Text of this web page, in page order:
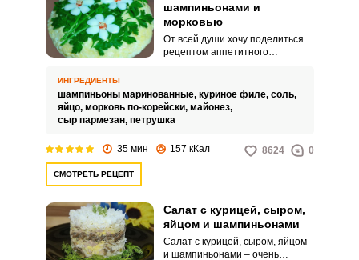
шампиньонами и
морковью
От всей души хочу поделиться
рецептом аппетитного
морковью. Сочный салат я часто
готовлю на семейные застолья.
ИНГРЕДИЕНТЫ
шампиньоны маринованные, куриное филе, соль,
яйцо, морковь по-корейски, майонез,
сыр пармезан, петрушка
35 мин 157 кКал 8624 0
СМОТРЕТЬ РЕЦЕПТ
Салат с курицей, сыром,
яйцом и шампиньонами
Салат с курицей, сыром, яйцом
и шампиньонами – очень